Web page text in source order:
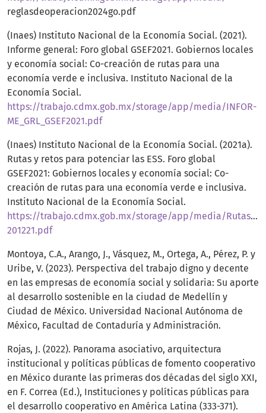
reglasdeoperacion2024go.pdf
(Inaes) Instituto Nacional de la Economía Social. (2021).
Informe general: Foro global GSEF2021. Gobiernos locales
y economía social: Co-creación de rutas para una
economía verde e inclusiva. Instituto Nacional de la
Economía Social.
https://trabajo.cdmx.gob.mx/storage/app/media/INFOR-
ME_GRL_GSEF2021.pdf
(Inaes) Instituto Nacional de la Economía Social. (2021a).
Rutas y retos para potenciar las ESS. Foro global
GSEF2021: Gobiernos locales y economía social: Co-
creación de rutas para una economía verde e inclusiva.
Instituto Nacional de la Economía Social.
https://trabajo.cdmx.gob.mx/storage/app/media/
201221.pdf
Montoya, C.A., Arango, J., Vásquez, M., Ortega, A., Pérez, P. y
Uribe, V. (2023). Perspectiva del trabajo digno y decente
en las empresas de economía social y solidaria: Su aporte
al desarrollo sostenible en la ciudad de Medellín y
Ciudad de México. Universidad Nacional Autónoma de
México, Facultad de Contaduría y Administración.
Rojas, J. (2022). Panorama asociativo, arquitectura
institucional y políticas públicas de fomento cooperativo
en México durante las primeras dos décadas del siglo XXI,
en F. Correa (Ed.), Instituciones y políticas públicas para
el desarrollo cooperativo en América Latina (333-371).